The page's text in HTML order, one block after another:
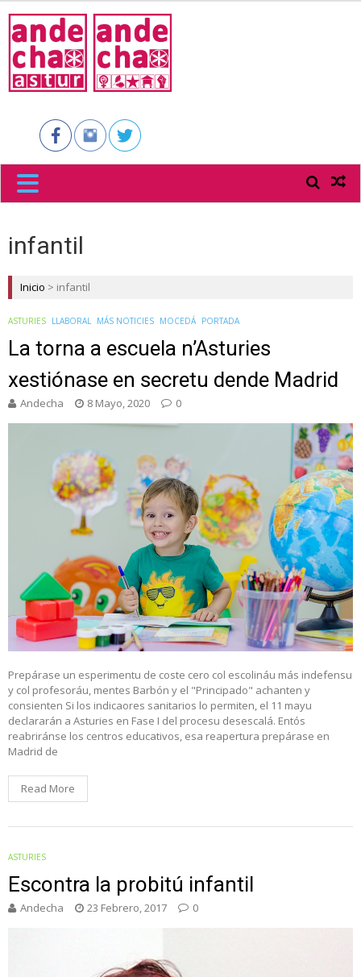
ASTUR
infantil
Inicio > infantil
ASTURIES LLABORAL MÁS NOTICIES MOCEDÁ PORTADA
La torna a escuela n’Asturies
xestiónase en secretu dende Madrid
Andecha 8 Mayo, 2020 0
Prepárase un esperimentu de coste cero col escolináu más indefensu
y col profesoráu, mentes Barbón y el "Principado" achanten y
consienten Si los indicaores sanitarios lo permiten, el 11 mayu
declararán a Asturies en Fase I del procesu desescalá. Entós
reabriránse los centros educativos, esa reapertura prepárase en
Madrid de
Read More
ASTURIES
Escontra la probitú infantil
Andecha 23 Febrero, 2017 0